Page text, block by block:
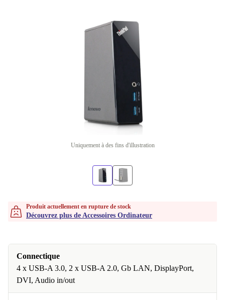
Uniquement à des fins d'illustration
Produit actuellement en rupture de stock
Découvrez plus de Accessoires Ordinateur
Connectique
4 x USB-A 3.0, 2 x USB-A 2.0, Gb LAN, DisplayPort,
DVI, Audio in/out